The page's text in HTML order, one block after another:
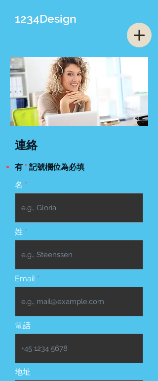
1234Design
連絡
有 * 記號欄位為必填
名
姓
Email
電話
地址